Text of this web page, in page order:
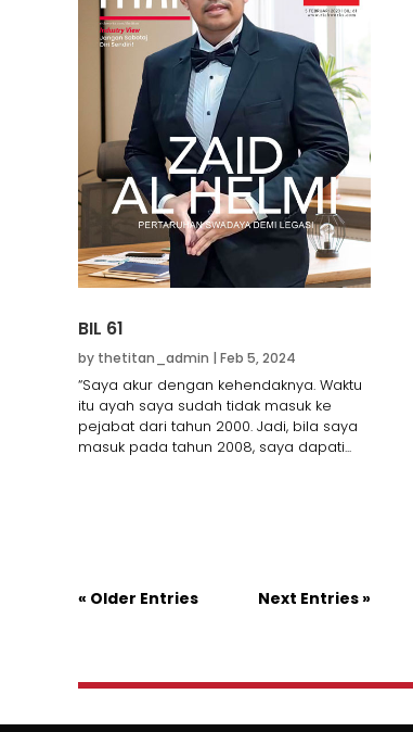
BIL 61
by thetitan_admin | Feb 5, 2024
“Saya akur dengan kehendaknya. Waktu
itu ayah saya sudah tidak masuk ke
pejabat dari tahun 2000. Jadi, bila saya
masuk pada tahun 2008, saya dapati...
« Older Entries Next Entries »